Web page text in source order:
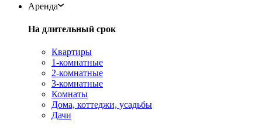
Аренда
На длительный срок
Квартиры
1-комнатные
2-комнатные
3-комнатные
Комнаты
Дома, коттеджи, усадьбы
Дачи